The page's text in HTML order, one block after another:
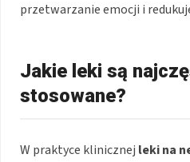
przetwarzanie emocji i
Jakie leki są
stosowane?
W praktyce klinicznej leki na